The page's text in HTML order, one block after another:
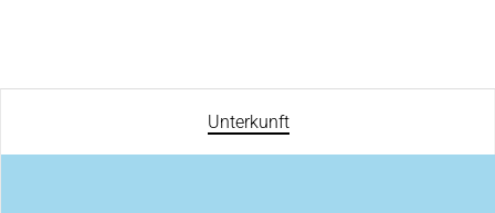
Unterkunft